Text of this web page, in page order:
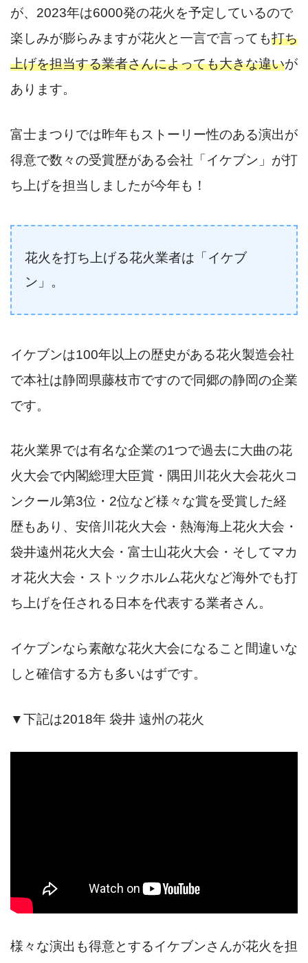
が、2023年は6000発の花火を予定しているので
楽しみが膨らみますが花火と一言で言っても打ち
上げを担当する業者さんによっても大きな違いが
あります。
富士まつりでは昨年もストーリー性のある演出が
得意で数々の受賞歴がある会社「イケブン」が打
ち上げを担当しましたが今年も！
花火を打ち上げる花火業者は「イケブ
ン」。
イケブンは100年以上の歴史がある花火製造会社
で本社は静岡県藤枝市ですので同郷の静岡の企業
です。
花火業界では有名な企業の1つで過去に大曲の花
火大会で内閣総理大臣賞・隅田川花火大会花火コ
ンクール第3位・2位など様々な賞を受賞した経
歴もあり、安倍川花火大会・熱海海上花火大会・
袋井遠州花火大会・富士山花火大会・そしてマカ
オ花火大会・ストックホルム花火など海外でも打
ち上げを任される日本を代表する業者さん。
イケブンなら素敵な花火大会になること間違いな
しと確信する方も多いはずです。
▼下記は2018年 袋井 遠州の花火
様々な演出も得意とするイケブンさんが花火を担